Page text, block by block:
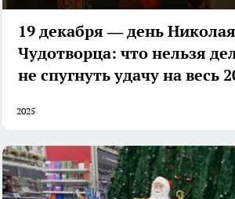
19 декабря — день Николая
Чудотворца: что нельзя
не спугнуть удачу на весь
2025